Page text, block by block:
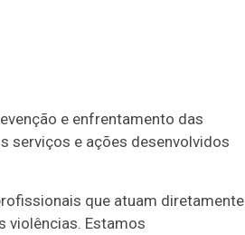
e enfrentamento das
serviços e ações desenvolvidos
que atuam diretamente
violências. Estamos